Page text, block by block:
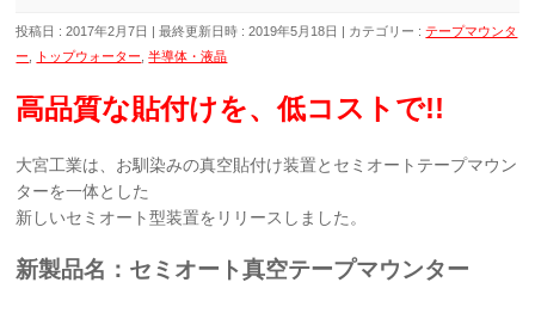
投稿日 : 2017年2月7日 最終更新日時 : 2019年5月18日 カテゴリー :テープマウンタ
ー
トップウォーター ,半導体・液晶
高品質な貼付けを、低コストで!!
大宮工業は、お馴染みの真空貼付け装置とセミオートテープマウン
ターを一体とした
新しいセミオート型装置をリリースしました。
新製品名：セミオート真空テープマウンター